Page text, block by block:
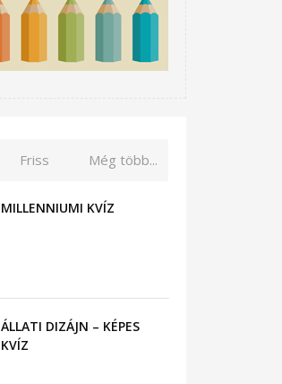
Friss Még több...
MILLENNIUMI KVÍZ
ÁLLATI DIZÁJN – KÉPES
KVÍZ